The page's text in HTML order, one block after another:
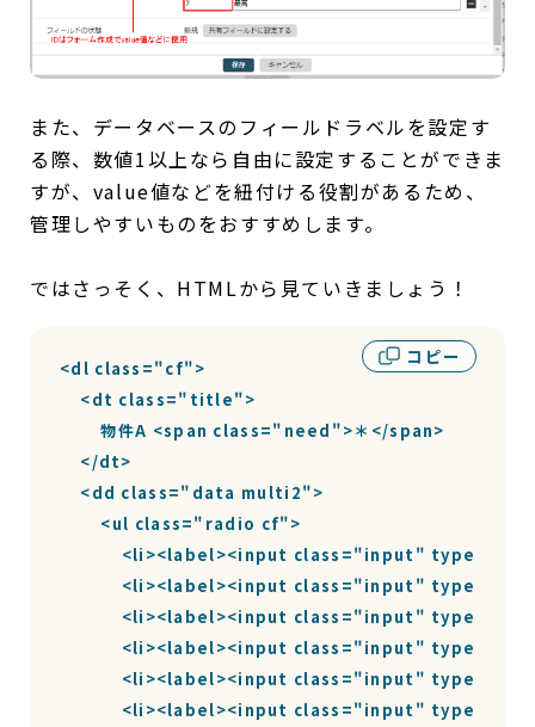
また、データベースのフィールドラベルを設定す
る際、数値1以上なら自由に設定することができま
すが、value値などを紐付ける役割があるため、
管理しやすいものをおすすめします。
ではさっそく、HTMLから見ていきましょう！
コピー
<dl class="cf">
    <dt class="title">
        物件A <span class="need">＊</span>
    </dt>
    <dd class="data multi2">
        <ul class="radio cf">
<li><label><input class="input"
<li><label><input class="input"
<li><label><input class="input"
<li><label><input class="input"
<li><label><input class="input"
<li><label><input class="input"